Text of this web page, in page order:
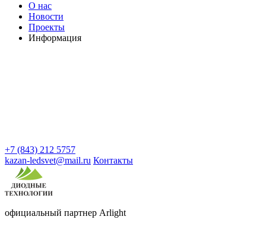
О нас
Новости
Проекты
Информация
+7 (843) 212 5757
kazan-ledsvet@mail.ru Контакты
официальный партнер Arlight